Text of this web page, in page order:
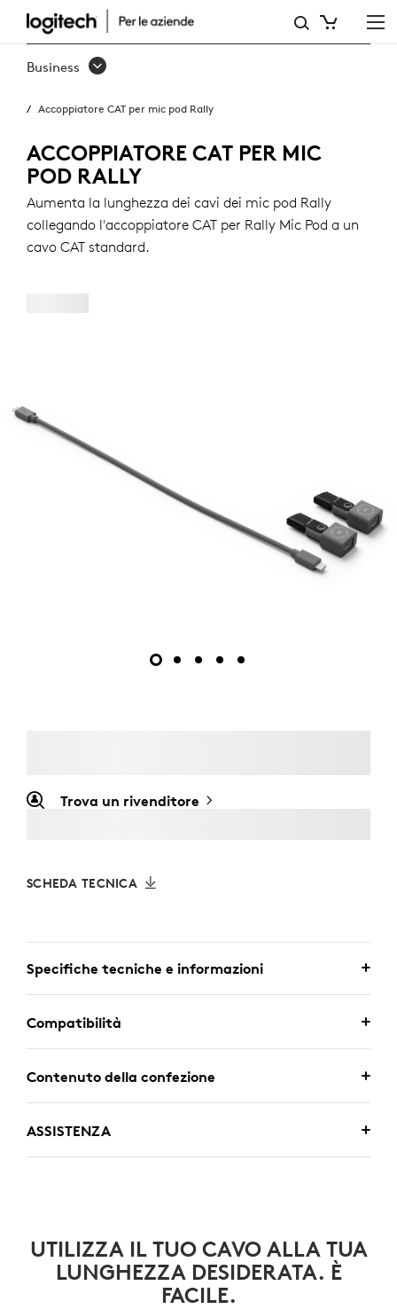
ACCOPPIATORE
CAT
MIC
POD
RALLY
Business
Accoppiatore CAT per mic pod Rally
ACCOPPIATORE CAT PER MIC
POD RALLY
Aumenta la lunghezza dei cavi dei mic pod Rally
collegando l'accoppiatore CAT per Rally Mic Pod a un
cavo CAT standard.
Trova un rivenditore
SCHEDA TECNICA
Specifiche tecniche e informazioni
Compatibilità
Contenuto della confezione
ASSISTENZA
UTILIZZA IL TUO CAVO ALLA TUA
LUNGHEZZA DESIDERATA. È
FACILE.